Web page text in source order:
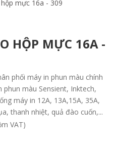
HỘP MỰC 16A -
phối máy in phun màu chính
màu Sensient, Inktech,
máy in 12A, 13A,15A, 35A,
thanh nhiệt, quả đào cuốn,...
VAT)